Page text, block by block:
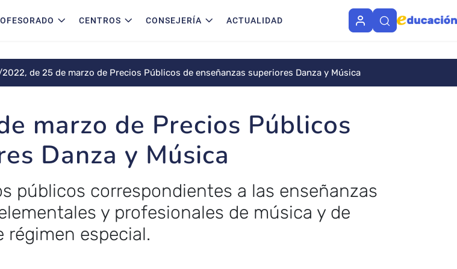
CENTROS CONSEJERÍA ACTUALIDAD
de 25 de marzo de Precios Públicos de enseñanzas superiores Danza y Música
marzo de Precios Públicos
Danza y Música
públicos correspondientes a las enseñanzas
y profesionales de música y de
régimen especial.